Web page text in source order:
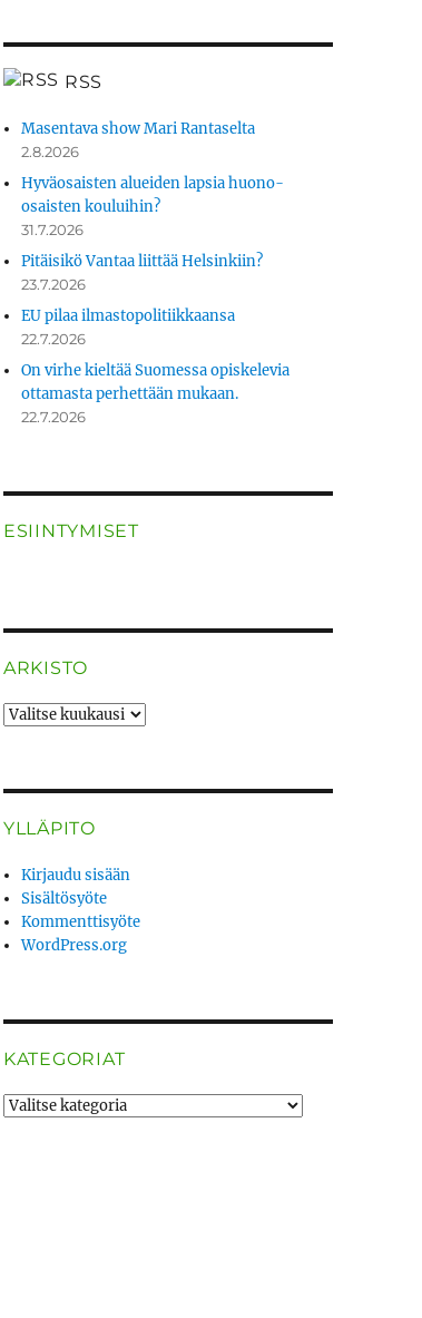
RSS
Masentava show Mari Rantaselta
2.8.2026
Hyväosaisten alueiden lapsia huono-
osaisten kouluihin?
31.7.2026
Pitäisikö Vantaa liittää Helsinkiin?
23.7.2026
EU pilaa ilmastopolitiikkaansa
22.7.2026
On virhe kieltää Suomessa opiskelevia
ottamasta perhettään mukaan.
22.7.2026
ESIINTYMISET
ARKISTO
ARKISTO
YLLÄPITO
Kirjaudu sisään
Sisältösyöte
Kommenttisyöte
WordPress.org
KATEGORIAT
Kategoriat